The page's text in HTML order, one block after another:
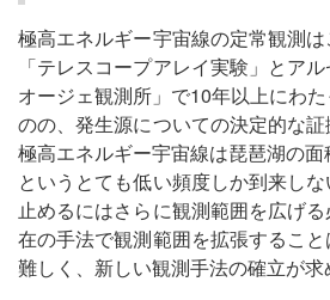
極高エネルギー宇宙線の定常観測
「テレスコープアレイ実験」とア
オージェ観測所」で10年以上にわ
のの、発生源についての決定的な証
極高エネルギー宇宙線は琵琶湖の
というとても低い頻度しか到来し
止めるにはさらに観測範囲を広げ
在の手法で観測範囲を拡張するこ
難しく、新しい観測手法の確立が求